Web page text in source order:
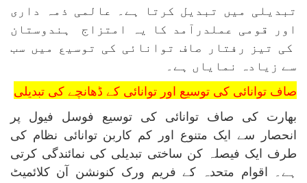
تبدیلی میں تبدیل کرتا ہے۔ عالمی ذمہ داری
اور قومی عملدرآمد کا یہ امتزاج ہندوستان
کی تیز رفتار صاف توانائی کی توسیع میں سب
سے زیادہ نمایاں ہے۔
صاف توانائی کی توسیع اور توانائی کے ڈھانچے کی تبدیلی
بھارت کی صاف توانائی کی توسیع فوسل فیول پر
انحصار سے ایک متنوع اور کم کاربن توانائی نظام کی
طرف ایک فیصلہ کن ساختی تبدیلی کی نمائندگی کرتی
ہے۔ اقوام متحدہ کے فریم ورک کنونشن آن کلائمیٹ